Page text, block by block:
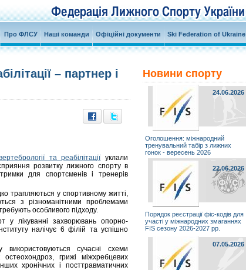
Про ФЛСУ Наші команди Офіційні документи Ski Federation of Ukraine
– партнер і
та реабілітаціїуклали
розвитку лижного спорту в
для спортсменів і тренерів
трапляються у спортивному житті,
з різноманітними проблемами
особливого підходу.
у лікуванні захворювань опорно-
налічує 6 філій та успішно
сучасні схеми
остеохондроз, грижі міжхребцевих
хронічних і посттравматичних
Новини спорту
24.06.2026
Оголошення: міжнародний
тренувальний табір з лижних
гонок - вересень 2026
22.06.2026
Порядок реєстрації фіс-кодів для
участі у міжнародних змаганнях
FIS сезону 2026-2027 рр.
07.05.2026